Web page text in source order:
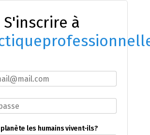
S'inscrire à
les humains vivent-ils?